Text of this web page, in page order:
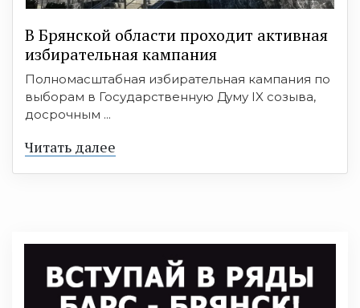
В Брянской области проходит активная
избирательная кампания
Полномасштабная избирательная кампания по
выборам в Государственную Думу IX созыва,
досрочным ...
Читать далее